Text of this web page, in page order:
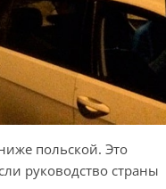
польской. Это
руководство страны